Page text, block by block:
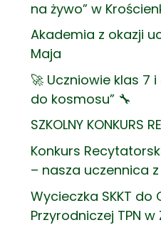
na żywo” w
Akademia z okazji
Maja
🚀 Uczniowie klas 7
do kosmosu” 🔧
SZKOLNY KONKURS
Konkurs
– nasza uczennica
Wycieczka SKKT do
Przyrodniczej TPN